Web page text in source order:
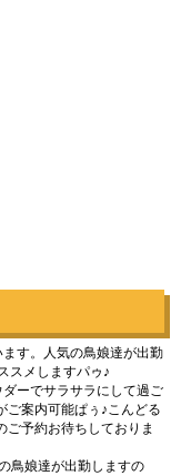
す。人気の鳥娘達が出勤
スメしますパゥ♪
ーでサラサラにして過ご
ご案内可能ぱぅ♪こんどる
ご予約お待ちしておりま
鳥娘達が出勤しますの